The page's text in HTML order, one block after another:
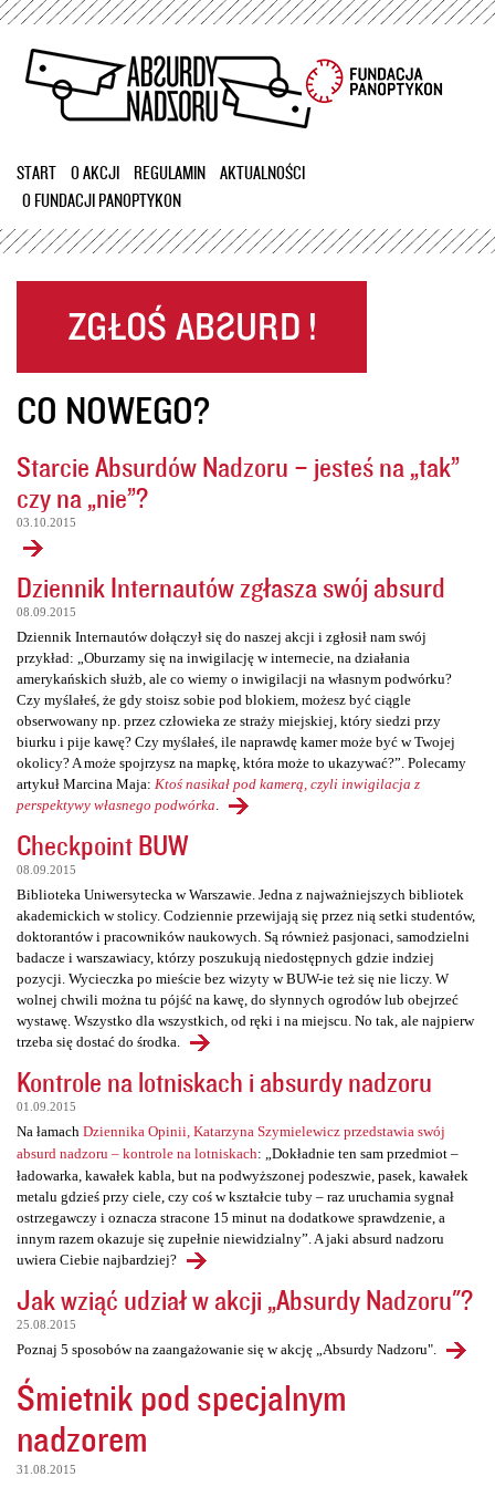
Przejdź
treści
START O AKCJI REGULAMIN
AKTUALNOŚCI
O FUNDACJI PANOPTYKON
CO NOWEGO?
Starcie Absurdów Nadzoru – jesteś na „tak”
czy na „nie”?
03.10.2015
Dziennik Internautów zgłasza swój absurd
08.09.2015
Dziennik Internautów dołączył się do naszej akcji i zgłosił nam swój
przykład: „Oburzamy się na inwigilację w internecie, na działania
amerykańskich służb, ale co wiemy o inwigilacji na własnym podwórku?
Czy myślałeś, że gdy stoisz sobie pod blokiem, możesz być ciągle
obserwowany np. przez człowieka ze straży miejskiej, który siedzi przy
biurku i pije kawę? Czy myślałeś, ile naprawdę kamer może być w Twojej
okolicy? A może spojrzysz na mapkę, która może to ukazywać?”. Polecamy
artykuł Marcina Maja: Ktoś nasikał pod kamerą, czyli inwigilacja z
perspektywy własnego podwórka
Checkpoint BUW
08.09.2015
Biblioteka Uniwersytecka w Warszawie. Jedna z najważniejszych bibliotek
akademickich w stolicy. Codziennie przewijają się przez nią setki studentów,
doktorantów i pracowników naukowych. Są również pasjonaci, samodzielni
badacze i warszawiacy, którzy poszukują niedostępnych gdzie indziej
pozycji. Wycieczka po mieście bez wizyty w BUW-ie też się nie liczy. W
wolnej chwili można tu pójść na kawę, do słynnych ogrodów lub obejrzeć
wystawę. Wszystko dla wszystkich, od ręki i na miejscu. No tak, ale najpierw
trzeba się dostać do środka.
Kontrole na lotniskach i absurdy nadzoru
01.09.2015
Na łamach Dziennika Opinii, Katarzyna Szymielewicz przedstawia swój
absurd nadzoru – kontrole na lotniskach: „Dokładnie ten sam przedmiot –
ładowarka, kawałek kabla, but na podwyższonej podeszwie, pasek, kawałek
metalu gdzieś przy ciele, czy coś w kształcie tuby – raz uruchamia sygnał
ostrzegawczy i oznacza stracone 15 minut na dodatkowe sprawdzenie, a
innym razem okazuje się zupełnie niewidzialny”. A jaki absurd nadzoru
uwiera Ciebie najbardziej?
Jak wziąć udział w akcji „Absurdy Nadzoru"?
25.08.2015
Poznaj 5 sposobów na zaangażowanie się w akcję „Absurdy Nadzoru".
Śmietnik pod specjalnym
nadzorem
31.08.2015